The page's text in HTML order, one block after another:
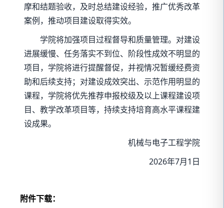
摩和结题验收，及时总结建设经验，推广优秀改革
案例，推动项目建设取得实效。
学院将加强项目过程督导和质量管理。对建设
进展缓慢、任务落实不到位、阶段性成效不明显的
项目，学院将进行提醒督促，并视情况暂缓经费资
助和后续支持；对建设成效突出、示范作用明显的
课程，学院将优先推荐申报校级及以上课程建设项
目、教学改革项目等，持续支持培育高水平课程建
设成果。
机械与电子工程学院
2026年7月1日
附件下载：